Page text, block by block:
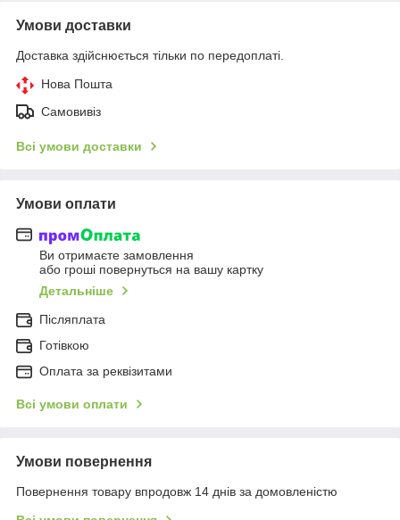
Умови доставки
Доставка здійснюється тільки по передоплаті.
Нова Пошта
Самовивіз
Всі умови доставки
Умови оплати
Ви отримаєте замовлення
або гроші повернуться на вашу картку
Детальніше
Післяплата
Готівкою
Оплата за реквізитами
Всі умови оплати
Умови повернення
Повернення товару впродовж 14 днів за домовленістю